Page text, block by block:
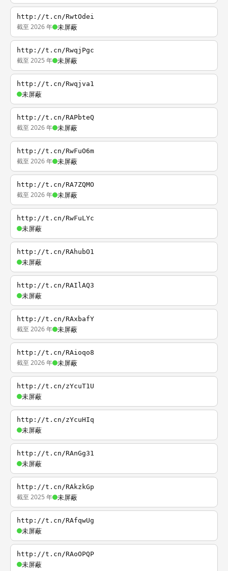
http://t.cn/RwtOdei
截至 2026 年 未屏蔽
http://t.cn/RwqjPgc
截至 2025 年 未屏蔽
http://t.cn/Rwqjva1
未屏蔽
http://t.cn/RAPbteQ
截至 2026 年 未屏蔽
http://t.cn/RwFuO6m
截至 2026 年 未屏蔽
http://t.cn/RA7ZQMO
截至 2026 年 未屏蔽
http://t.cn/RwFuLYc
未屏蔽
http://t.cn/RAhubO1
未屏蔽
http://t.cn/RAIlAQ3
未屏蔽
http://t.cn/RAxbafY
截至 2026 年 未屏蔽
http://t.cn/RAioqo8
截至 2026 年 未屏蔽
http://t.cn/zYcuT1U
未屏蔽
http://t.cn/zYcuHIq
未屏蔽
http://t.cn/RAnGg31
未屏蔽
http://t.cn/RAkzkGp
截至 2025 年 未屏蔽
http://t.cn/RAfqwUg
未屏蔽
http://t.cn/RAoOPQP
未屏蔽